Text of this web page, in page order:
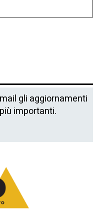
gli aggiornamenti
importanti.